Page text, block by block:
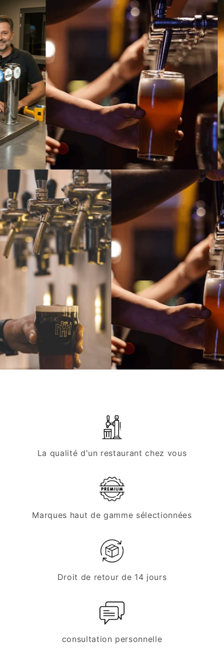
La qualité d'un restaurant chez vous
Marques haut de gamme sélectionnées
Droit de retour de 14 jours
consultation personnelle